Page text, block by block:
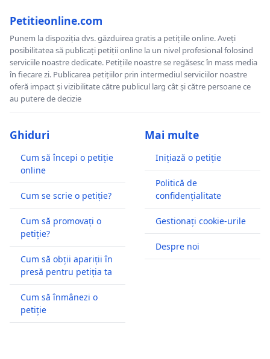
Petitieonline.com
Punem la dispoziția dvs. găzduirea gratis a petițiile online. Aveți
posibilitatea să publicați petiții online la un nivel profesional folosind
serviciile noastre dedicate. Petițiile noastre se regăsesc în mass media
în fiecare zi. Publicarea petițiilor prin intermediul serviciilor noastre
oferă impact și vizibilitate către publicul larg cât și către persoane ce
au putere de decizie
Ghiduri
Cum să începi o petiție
online
Cum se scrie o petiție?
Cum să promovați o
petiție?
Cum să obții apariții în
presă pentru petiția ta
Cum să înmânezi o
petiție
Mai multe
Inițiază o petiție
Politică de
confidențialitate
Gestionați cookie-urile
Despre noi